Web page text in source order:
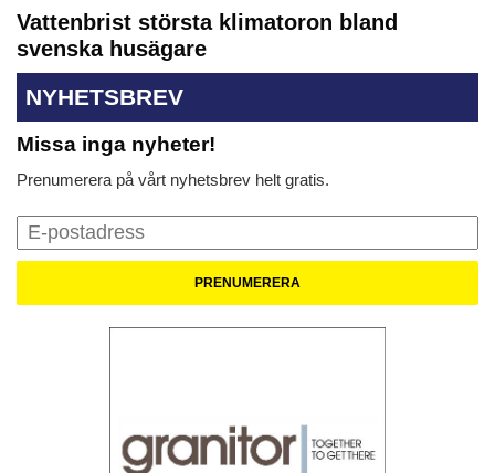
Vattenbrist största klimatoron bland
svenska husägare
NYHETSBREV
Missa inga nyheter!
Prenumerera på vårt nyhetsbrev helt gratis.